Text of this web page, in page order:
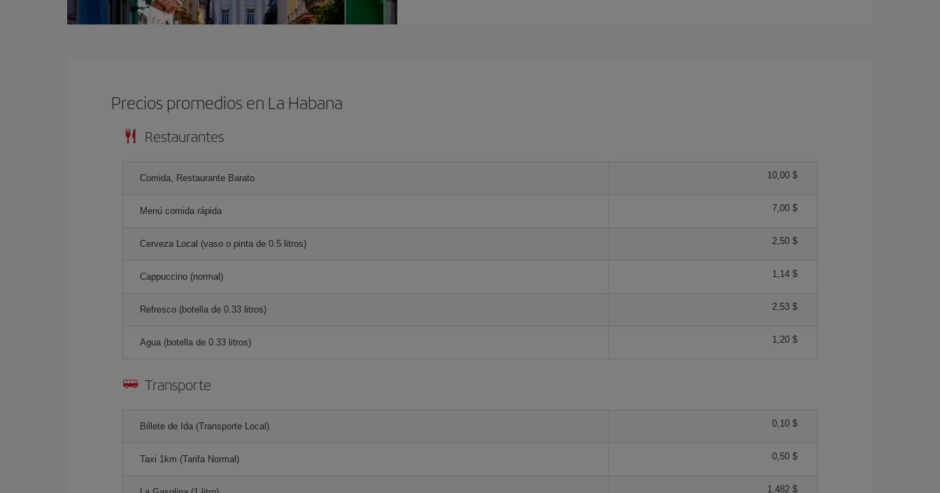
Precios promedios en La Habana
Restaurantes
Comida, Restaurante Barato 10,00 $
Menú comida rápida 7,00 $
Cerveza Local (vaso o pinta de 0.5 litros) 2,50 $
Cappuccino (normal) 1,14 $
Refresco (botella de 0.33 litros) 2,53 $
Agua (botella de 0.33 litros) 1,20 $
Transporte
Billete de Ida (Transporte Local) 0,10 $
Taxi 1km (Tarifa Normal) 0,50 $
1,482 $